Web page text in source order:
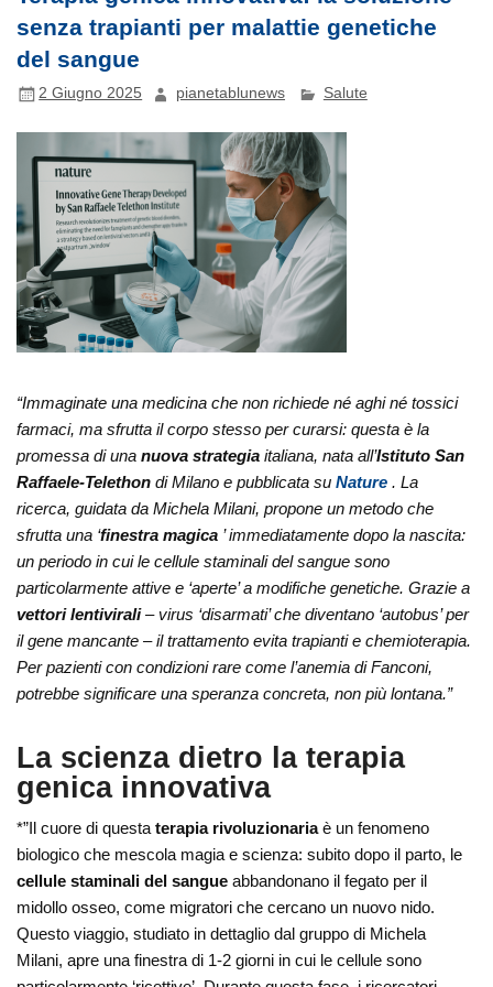
senza trapianti per malattie genetiche
del sangue
2 Giugno 2025 pianetablunews Salute
“Immaginate una medicina che non richiede né aghi né tossici
farmaci, ma sfrutta il corpo stesso per curarsi: questa è la
promessa di unanuova strategiaitaliana, nata all’Istituto San
Raffaele-Telethondi Milano e pubblicata suNature. La
ricerca, guidata da Michela Milani, propone un metodo che
sfrutta una ‘finestra magica ’ immediatamente dopo la nascita:
un periodo in cui le cellule staminali del sangue sono
particolarmente attive e ‘aperte’ a modifiche genetiche. Grazie a
vettori lentivirali– virus ‘disarmati’ che diventano ‘autobus’ per
il gene mancante – il trattamento evita trapianti e chemioterapia.
Per pazienti con condizioni rare come l’anemia di Fanconi,
potrebbe significare una speranza concreta, non più lontana.”
La scienza dietro la terapia
genica innovativa
*”Il cuore di questaterapia rivoluzionariaè un fenomeno
biologico che mescola magia e scienza: subito dopo il parto, le
cellule staminali del sangueabbandonano il fegato per il
midollo osseo, come migratori che cercano un nuovo nido.
Questo viaggio, studiato in dettaglio dal gruppo di Michela
Milani, apre una finestra di 1-2 giorni in cui le cellule sono